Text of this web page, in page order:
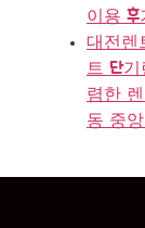
이용 후
대전렌
트 단
렴한
동 중